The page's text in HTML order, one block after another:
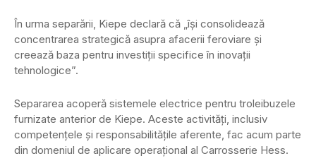
În urma separării, Kiepe declară că „își consolidează
concentrarea strategică asupra afacerii feroviare și
creează baza pentru investiții specifice în inovații
tehnologice”.
Separarea acoperă sistemele electrice pentru troleibuzele
furnizate anterior de Kiepe. Aceste activități, inclusiv
competențele și responsabilitățile aferente, fac acum parte
din domeniul de aplicare operațional al Carrosserie Hess.